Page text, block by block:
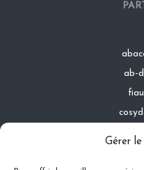
Gérer le
ab-